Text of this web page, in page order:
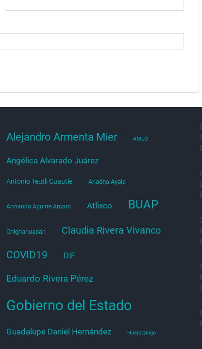
Alejandro Armenta Mier AMLO
Angélica Alvarado Juárez
Antonio Teutli Cuautle Ariadna Ayala
Armando Aguirre Amaro Atlixco BUAP
Chignahuapan Claudia Rivera Vivanco
COVID19 DIF
Eduardo Rivera Pérez
Gobierno del Estado
Guadalupe Daniel Hernández Huejotzingo